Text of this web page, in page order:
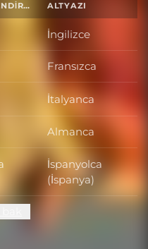
TAM SESLENDIRME ALTYAZI
İngilizce
Fransızca
İtalyanca
Almanca
İspanyolca
(İspanya)